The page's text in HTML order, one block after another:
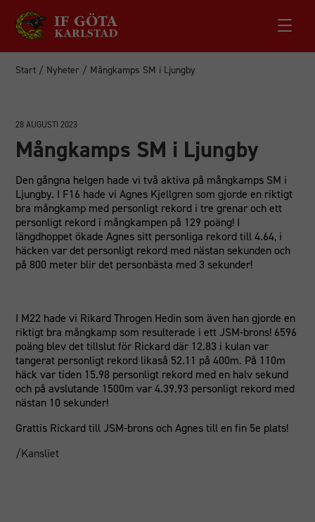
Start / Nyheter / Mångkamps SM i Ljungby
28 AUGUSTI 2023
Mångkamps SM i Ljungby
Den gångna helgen hade vi två aktiva på mångkamps SM i
Ljungby. I F16 hade vi Agnes Kjellgren som gjorde en riktigt
bra mångkamp med personligt rekord i tre grenar och ett
personligt rekord i mångkampen på 129 poäng! I
längdhoppet ökade Agnes sitt personliga rekord till 4.64, i
häcken var det personligt rekord med nästan sekunden och
på 800 meter blir det personbästa med 3 sekunder!
I M22 hade vi Rikard Throgen Hedin som även han gjorde en
riktigt bra mångkamp som resulterade i ett JSM-brons! 6596
poäng blev det tillslut för Rickard där 12.83 i kulan var
tangerat personligt rekord likaså 52.11 på 400m. På 110m
häck var tiden 15.98 personligt rekord med en halv sekund
och på avslutande 1500m var 4.39.93 personligt rekord med
nästan 10 sekunder!
Grattis Rickard till JSM-brons och Agnes till en fin 5e plats!
/Kansliet